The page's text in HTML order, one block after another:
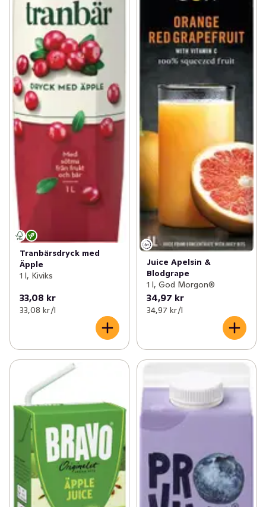
Tranbärsdryck med
Äpple
1 l, Kiviks
33,08 kr
33,08 kr /l
Juice Apelsin &
Blodgrape
1 l, God Morgon®
34,97 kr
34,97 kr /l